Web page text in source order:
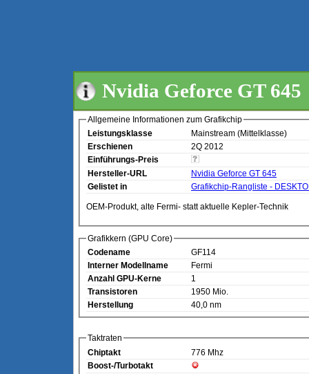
Nvidia Geforce GT 645
Allgemeine Informationen zum Grafikchip
Leistungsklasse
Mainstream (Mittelklasse)
Erschienen
2Q 2012
Einführungs-Preis
Hersteller-URL
Nvidia Geforce GT 645
Gelistet in
Grafikchip-Rangliste -
OEM-Produkt, alte Fermi- statt aktuelle Kepler-Technik
Grafikkern (GPU Core)
Codename
GF114
Interner Modellname
Fermi
Anzahl GPU-Kerne
1
Transistoren
1950 Mio.
Herstellung
40,0 nm
Taktraten
Chiptakt
776 Mhz
Boost-/Turbotakt